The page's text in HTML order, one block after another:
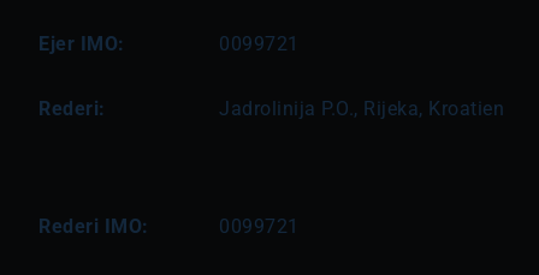
Ejer IMO: 0099721
Rederi: Jadrolinija P.O., Rijeka, Kroatien
Rederi IMO: 0099721